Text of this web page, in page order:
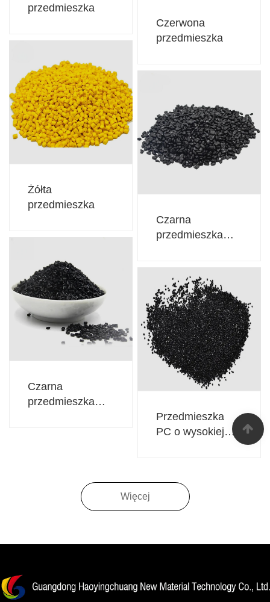
przedmieszka
Czerwona
przedmieszka
Żółta
przedmieszka
Czarna
przedmieszka
Czarna
przedmieszka
Przedmieszka
PC o wysokiej
zawartości sadzy
Więcej